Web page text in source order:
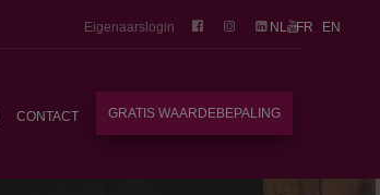
Eigenaarslogin NL FR EN
CONTACT GRATIS WAARDEBEPALING